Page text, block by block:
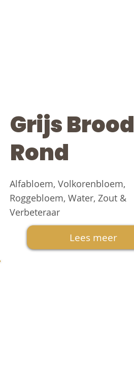
Grijs Brood
Rond
Alfabloem, Volkorenbloem,
Roggebloem, Water, Zout &
Verbeteraar
Lees meer